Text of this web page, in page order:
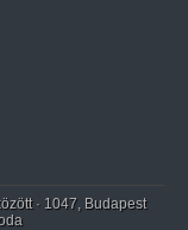
· 1047, Budapest